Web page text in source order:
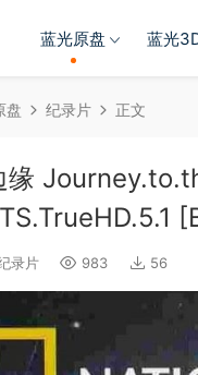
蓝光原盘 蓝光
盘 纪录片 正文
缘
录片 983 56